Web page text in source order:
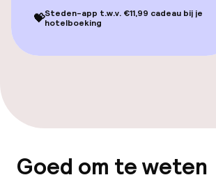
Eet- en drinkgelegenheden
Restaurant
Ontbijtbuffet
💝Steden-app t.w.v. €11,99 cadeau bij je
hotelboeking
Goed om te weten